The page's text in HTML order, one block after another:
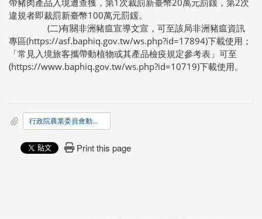
帶豬肉產品入境遭查獲，第1次裁罰新臺幣20萬元罰鍰，第2次
違規者即裁罰新臺幣100萬元罰鍰。
(二)有關非洲豬瘟宣導文宣，可至該局非洲豬瘟資訊
專區(https://asf.baphiq.gov.tw/ws.php?id=17894)下載使用；
「常見入境旅客攜帶動植物或其產品檢疫規定參考表」可至
(https://www.baphiq.gov.tw/ws.php?id=10719)下載使用。
行政院農業委員會動植物防疫檢疫局函文.PDF
Print this page